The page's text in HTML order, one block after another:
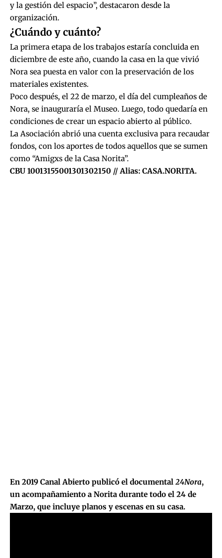
y la gestión del espacio”, destacaron desde la
organización.
¿Cuándo y cuánto?
La primera etapa de los trabajos estaría concluida en
diciembre de este año, cuando la casa en la que vivió
Nora sea puesta en valor con la preservación de los
materiales existentes.
Poco después, el 22 de marzo, el día del cumpleaños de
Nora, se inauguraría el Museo. Luego, todo quedaría en
condiciones de crear un espacio abierto al público.
La Asociación abrió una cuenta exclusiva para recaudar
fondos, con los aportes de todos aquellos que se sumen
como “Amigxs de la Casa Norita”.
CBU 10013155001301302150 // Alias: CASA.NORITA.
En 2019 Canal Abierto publicó el documental 24Nora,
un acompañamiento a Norita durante todo el 24 de
Marzo, que incluye planos y escenas en su casa.